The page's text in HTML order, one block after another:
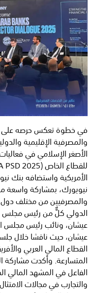
في خطوة تعكس حرصه على
والمصرفية الإقليمية
الأصغر الإسلامي في
نيويورك، بمشاركة واسعة من
والمصرفيين من مختلف
الدولي كلٌّ من رئيس مجلس
عيشان، ونائب رئيس مجلس
عيشان، حيث ناقشا خلال
القطاع المالي العربي
المتسارعة. وأكدت مشاركة
الفاعل في المشهد المالي
والتجارب في مجالات